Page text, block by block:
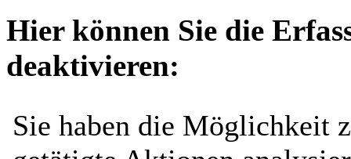
Hier können Sie die
deaktivieren: